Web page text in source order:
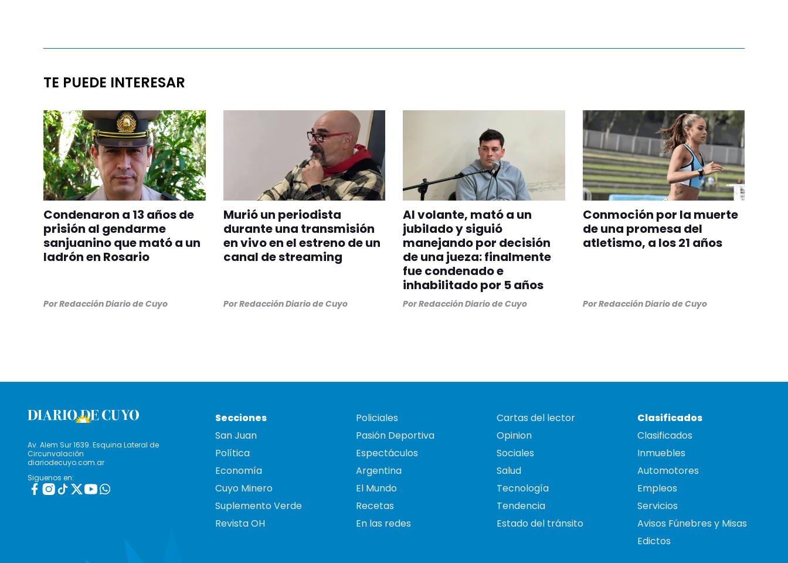
TE PUEDE INTERESAR
Condenaron a 13 años de
prisión al gendarme
sanjuanino que mató a un
ladrón en Rosario
PorRedacción Diario de Cuyo
Murió un periodista
durante una transmisión
en vivo en el estreno de un
canal de streaming
PorRedacción Diario de Cuyo
Al volante, mató a un
jubilado y siguió
manejando por decisión
de una jueza: finalmente
fue condenado e
inhabilitado por 5 años
PorRedacción Diario de Cuyo
Conmoción por la muerte
de una promesa del
atletismo, a los 21 años
PorRedacción Diario de Cuyo
Av. Alem Sur 1639. Esquina Lateral de
Circunvalación
diariodecuyo.com.ar
Siguenos en:
Secciones
San Juan
Política
Economía
Cuyo Minero
Suplemento Verde
Revista OH
Policiales
Pasión Deportiva
Espectáculos
Argentina
El Mundo
Recetas
En las redes
Cartas del lector
Opinion
Sociales
Salud
Tecnología
Tendencia
Estado del tránsito
Clasificados
Clasificados
Inmuebles
Automotores
Empleos
Servicios
Avisos Fúnebres y Misas
Edictos